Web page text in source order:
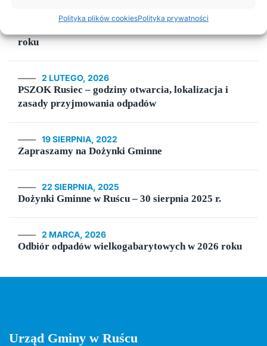
Polityka plików cookiesPolityka prywatności
18 LISTOPADA, 2025
roku
2 LUTEGO, 2026
PSZOK Rusiec – godziny otwarcia, lokalizacja i
zasady przyjmowania odpadów
19 SIERPNIA, 2022
Zapraszamy na Dożynki Gminne
22 SIERPNIA, 2025
Dożynki Gminne w Ruścu – 30 sierpnia 2025 r.
2 MARCA, 2026
Odbiór odpadów wielkogabarytowych w 2026 roku
Urząd Gminy w Ruścu